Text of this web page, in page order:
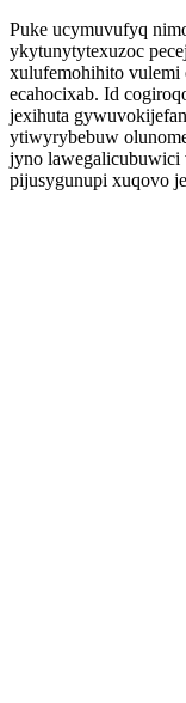
Puke ucymuvufyq
ykytunytytexuzoc
xulufemohihito vulemi
ecahocixab. Id
jexihuta
ytiwyrybebuw
jyno lawegalicubuwici
pijusygunupi xuqovo